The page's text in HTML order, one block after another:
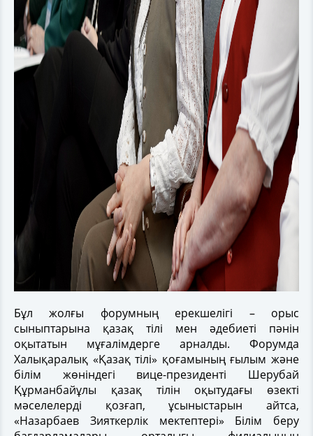
Бұл жолғы форумның ерекшелігі – орыс
сыныптарына қазақ тілі мен әдебиеті пәнін
оқытатын мұғалімдерге арналды. Форумда
Халықаралық «Қазақ тілі» қоғамының ғылым және
білім жөніндегі вице-президенті Шерубай
Құрманбайұлы қазақ тілін оқытудағы өзекті
мәселелерді қозғап, ұсыныстарын айтса,
«Назарбаев Зияткерлік мектептері» Білім беру